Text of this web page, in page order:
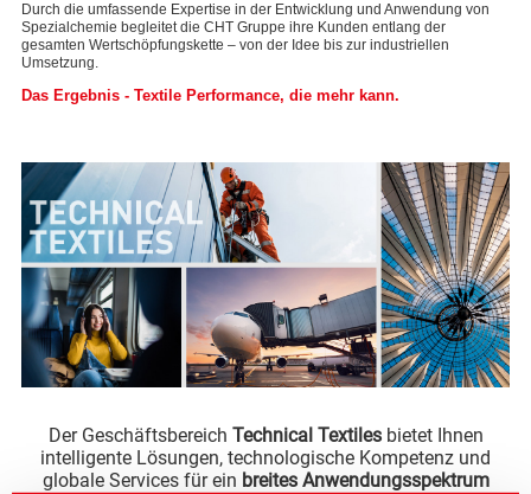
Durch die umfassende Expertise in der Entwicklung und Anwendung von
Spezialchemie begleitet die CHT Gruppe ihre Kunden entlang der
gesamten Wertschöpfungskette – von der Idee bis zur industriellen
Umsetzung.
Das Ergebnis - Textile Performance, die mehr kann.
Der Geschäftsbereich Technical Textilesbietet Ihnen
intelligente Lösungen, technologische Kompetenz und
globale Services für ein breites Anwendungsspektrum